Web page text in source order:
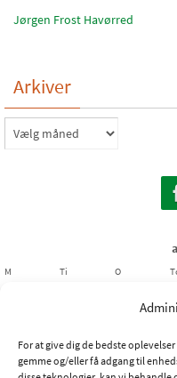
For at give dig de bedste
gemme og/eller få adgang til
Jørgen Frost Havørred
Arkiver
Arkiver
M Ti O
10
11 12